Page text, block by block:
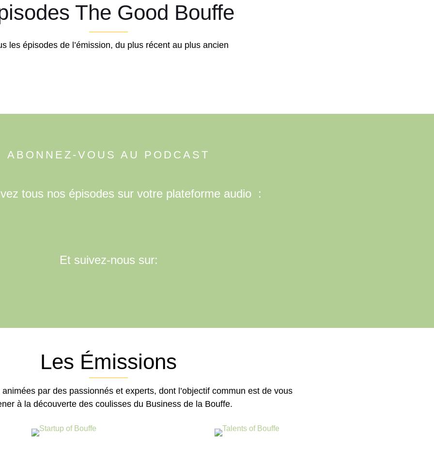
The Good Bouffe
les épisodes de l’émission, du plus récent au plus ancien
ABONNEZ-VOUS AU PODCAST
tous nos épisodes sur votre plateforme audio :
Et suivez-nous sur:
Les Émissions
par des passionnés et experts, dont l’objectif commun est de vous
à la découverte des coulisses du Business de la Bouffe.